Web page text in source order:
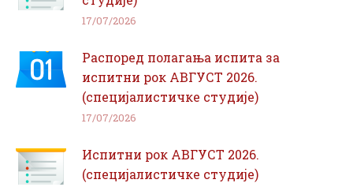
17/07/2026
Распоред полагања испита за
испитни рок АВГУСТ 2026.
(специјалистичке студије)
17/07/2026
Испитни рок АВГУСТ 2026.
(специјалистичке студије)